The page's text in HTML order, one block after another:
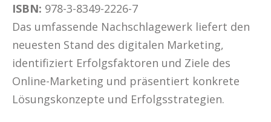
ISBN: 978-3-8349-2226-7
Das umfassende Nachschlagewerk liefert den
neuesten Stand des digitalen Marketing,
identifiziert Erfolgsfaktoren und Ziele des
Online-Marketing und präsentiert konkrete
Lösungskonzepte und Erfolgsstrategien.